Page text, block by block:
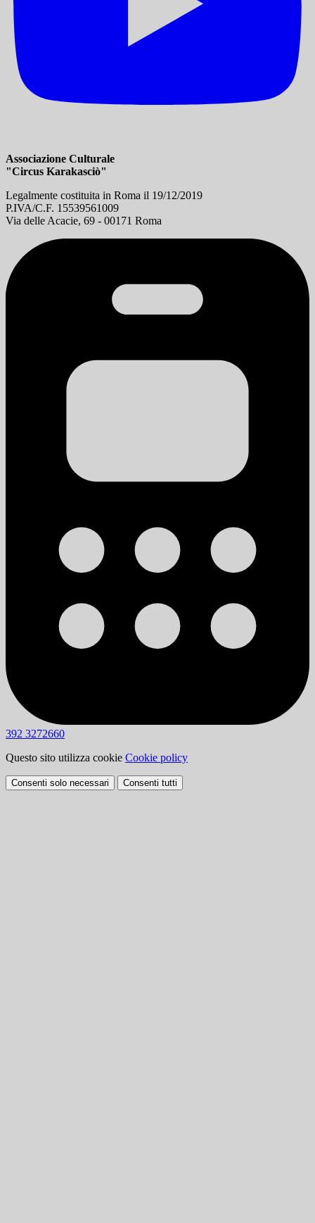
Associazione Culturale
"Circus Karakasciò"
Legalmente costituita in Roma il 19/12/2019
P.IVA/C.F. 15539561009
Via delle Acacie, 69 - 00171 Roma
392 3272660
Questo sito utilizza cookie Cookie policy
Consenti solo necessari Consenti tutti